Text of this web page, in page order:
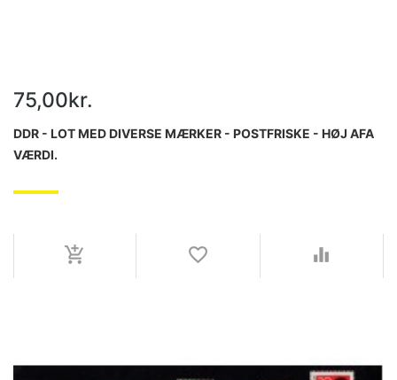
75,00kr.
DDR - LOT MED DIVERSE MÆRKER - POSTFRISKE - HØJ AFA
VÆRDI.